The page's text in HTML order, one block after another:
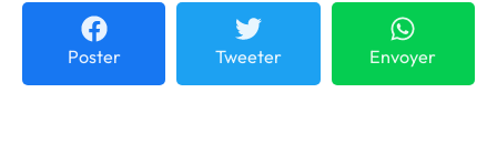
Poster Tweeter Envoyer